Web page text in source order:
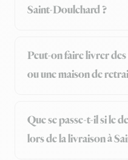
Saint-Doulchard ?
Peut-on faire livrer
ou une maison de
Que se passe-t-il si le
lors de la livraison à